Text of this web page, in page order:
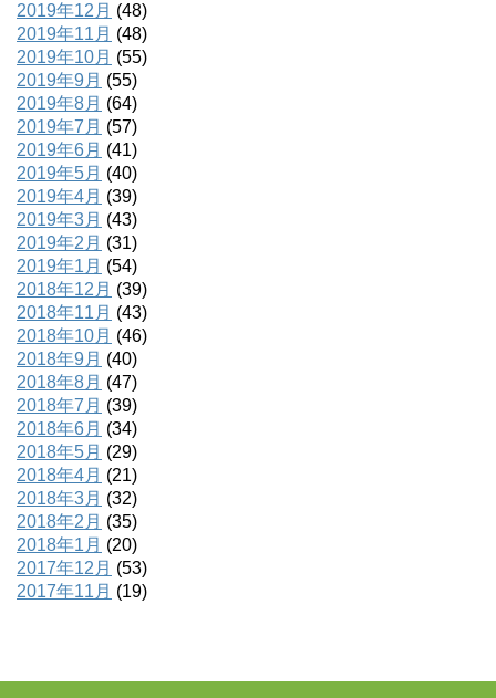
2019年12月 (48)
2019年11月 (48)
2019年10月 (55)
2019年9月 (55)
2019年8月 (64)
2019年7月 (57)
2019年6月 (41)
2019年5月 (40)
2019年4月 (39)
2019年3月 (43)
2019年2月 (31)
2019年1月 (54)
2018年12月 (39)
2018年11月 (43)
2018年10月 (46)
2018年9月 (40)
2018年8月 (47)
2018年7月 (39)
2018年6月 (34)
2018年5月 (29)
2018年4月 (21)
2018年3月 (32)
2018年2月 (35)
2018年1月 (20)
2017年12月 (53)
2017年11月 (19)